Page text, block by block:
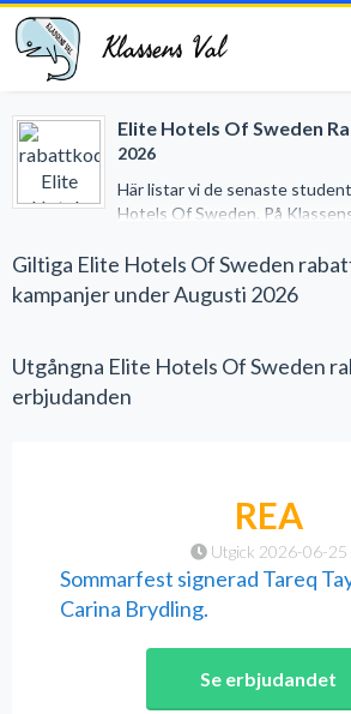
Klassens Val
Elite Hotels Of Sweden
2026
Här listar vi de senaste
Hotels Of Sweden. På
du handlar på nätet. Vi har
att samla alla studentrabatter
Giltiga Elite Hotels Of Sweden
kampanjer under Augusti 2026
Utgångna Elite Hotels Of Sweden
erbjudanden
Utgick 2026-06-25
REA
Sommarfest signerad Tareq
Carina Brydling.
Se erbjudandet